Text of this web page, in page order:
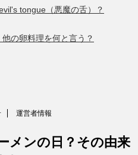
tongue（悪魔の舌）？
の卵料理を何と言う？
運営者情報
メンの日？その由来